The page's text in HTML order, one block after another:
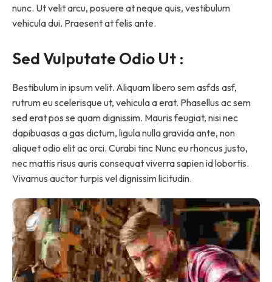
nunc. Ut velit arcu, posuere at neque quis, vestibulum
vehicula dui. Praesent at felis ante.
Sed Vulputate Odio Ut :
Bestibulum in ipsum velit. Aliquam libero sem asfds asf,
rutrum eu scelerisque ut, vehicula a erat. Phasellus ac sem
sed erat pos se quam dignissim. Mauris feugiat, nisi nec
dapibuasas a gas dictum, ligula nulla gravida ante, non
aliquet odio elit ac orci. Curabi tinc Nunc eu rhoncus justo,
nec mattis risus auris consequat viverra sapien id lobortis.
Vivamus auctor turpis vel dignissim licitudin.